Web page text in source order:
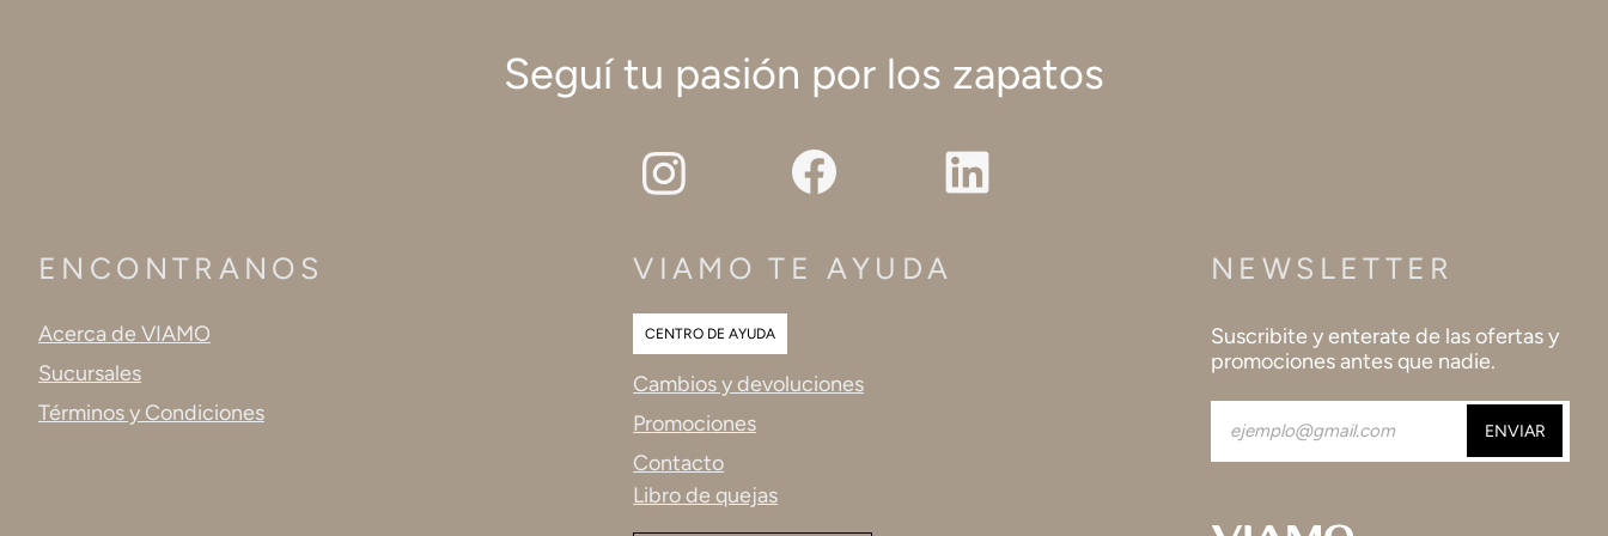
Seguí tu pasión por los zapatos
ENCONTRANOS
Acerca de VIAMO
Sucursales
Términos y Condiciones
VIAMO TE AYUDA
CENTRO DE AYUDA
Cambios y devoluciones
Promociones
Contacto
Libro de quejas
NEWSLETTER
Suscribite y enterate de las ofertas y
promociones antes que nadie.